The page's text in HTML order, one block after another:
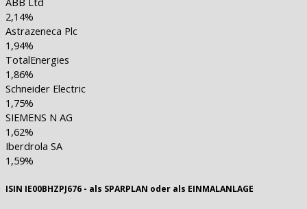
2,14%
Astrazeneca Plc
1,94%
TotalEnergies
1,86%
Schneider Electric
1,75%
SIEMENS N AG
1,62%
Iberdrola SA
1,59%
ISIN IE00BHZPJ676 - als SPARPLAN oder als EINMALANLAGE